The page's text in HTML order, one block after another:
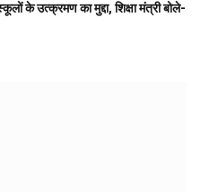
के उत्क्रमण का मुद्दा, शिक्षा मंत्री बोले-